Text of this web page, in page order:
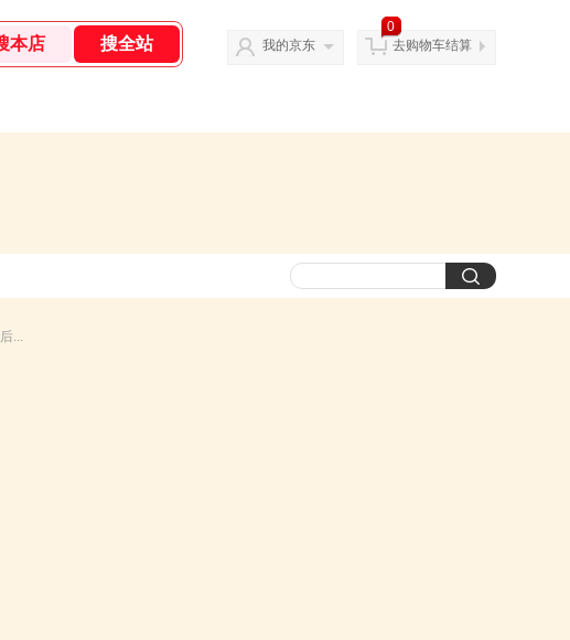
我的京东
0
去购物车结算
...